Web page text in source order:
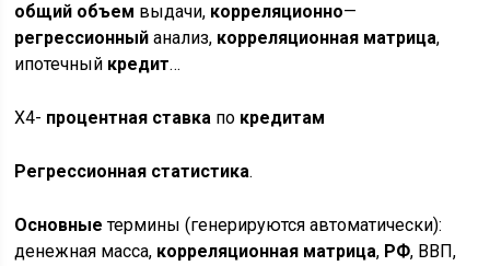
общий объем выдачи, корреляционно—
регрессионный анализ, корреляционная матрица,
ипотечный кредит…
Х4- процентная ставка по кредитам
Регрессионная статистика.
Основные термины (генерируются автоматически):
денежная масса, корреляционная матрица, РФ, ВВП,